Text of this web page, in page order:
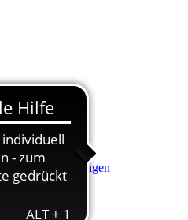
Hauptinhalt anspringen